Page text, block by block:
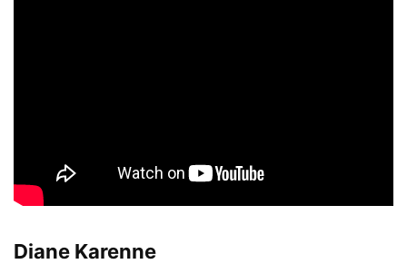
Diane Karenne